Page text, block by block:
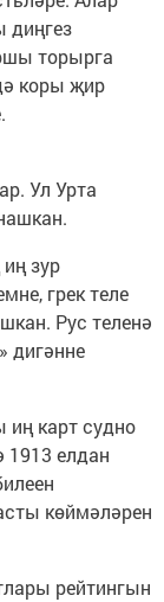
диңгез
торырга
коры җир
Ул Урта
зур
грек теле
Рус теленә
дигәнне
карт судно
1913 елдан
көймәләрен
рейтингын